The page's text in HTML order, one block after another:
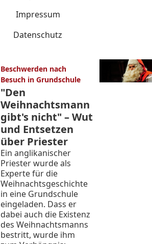
Impressum
Datenschutz
Beschwerden nach
Besuch in Grundschule
"Den
Weihnachtsmann
gibt's nicht" – Wut
und Entsetzen
über Priester
Ein anglikanischer
Priester wurde als
Experte für die
Weihnachtsgeschichte
in eine Grundschule
eingeladen. Dass er
dabei auch die Existenz
des Weihnachtsmanns
bestritt, wurde ihm